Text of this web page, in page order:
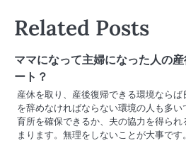
ビ
ゲ
ー
シ
ョ
Related Posts
ママになって主婦になった人の
ート？
産休を取り、産後復帰できる環境なら
を辞めなければならない環境の人も多
育所を確保できるか、夫の協力を得ら
まります。無理をしないことが大事です。